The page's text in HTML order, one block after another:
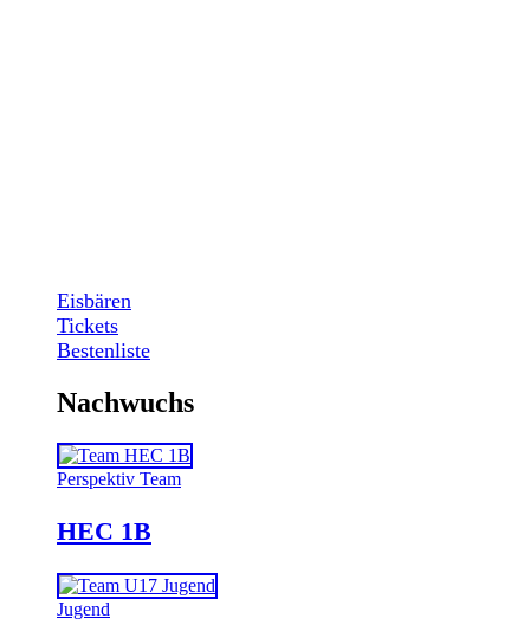
Eisbären
Tickets
Bestenliste
Nachwuchs
Perspektiv Team
HEC 1B
Jugend